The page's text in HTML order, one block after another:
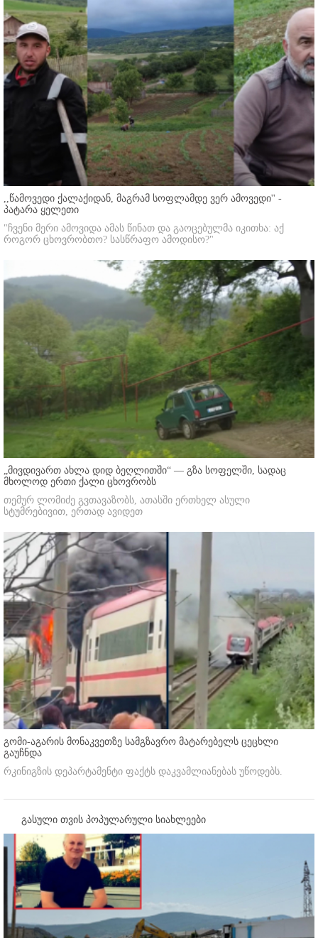
,,წამოვედი ქალაქიდან, მაგრამ სოფლამდე ვერ ამოვედი'' -
პატარა ყელეთი
"ჩვენი მერი ამოვიდა ამას წინათ და გაოცებულმა იკითხა: აქ
როგორ ცხოვრობთო? სასწრაფო ამოდისო?"
„მივდივართ ახლა დიდ ბეღლითში“ — გზა სოფელში, სადაც
მხოლოდ ერთი ქალი ცხოვრობს
თემურ ლომიძე გვთავაზობს, ათასში ერთხელ ასული
სტუმრებივით, ერთად ავიდეთ
გომი-აგარის მონაკვეთზე სამგზავრო მატარებელს ცეცხლი
გაუჩნდა
რკინიგზის დეპარტამენტი ფაქტს დაკვამლიანებას უწოდებს.
გასული თვის პოპულარული სიახლეები